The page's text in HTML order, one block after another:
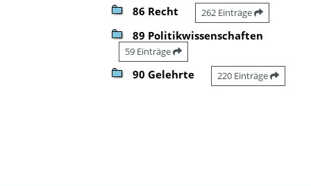
86 Recht 262 Einträge
89 Politikwissenschaften
59 Einträge
90 Gelehrte 220 Einträge